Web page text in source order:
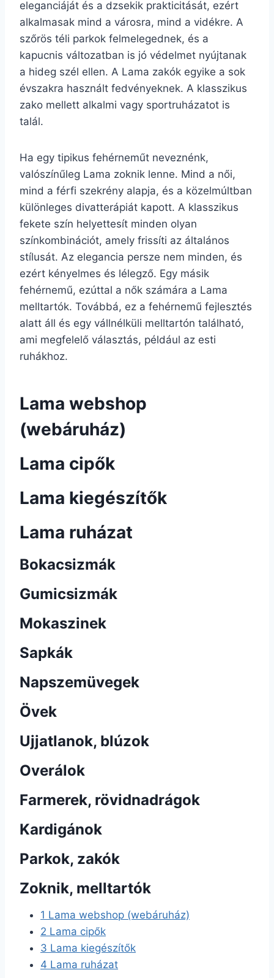
eleganciáját és a dzsekik prakticitását, ezért
alkalmasak mind a városra, mind a vidékre. A
szőrös téli parkok felmelegednek, és a
kapucnis változatban is jó védelmet nyújtanak
a hideg szél ellen. A Lama zakók egyike a sok
évszakra használt fedvényeknek. A klasszikus
zako mellett alkalmi vagy sportruházatot is
talál.
Ha egy tipikus fehérneműt neveznénk,
valószínűleg Lama zoknik lenne. Mind a női,
mind a férfi szekrény alapja, és a közelmúltban
különleges divatterápiát kapott. A klasszikus
fekete szín helyettesít minden olyan
színkombinációt, amely frissíti az általános
stílusát. Az elegancia persze nem minden, és
ezért kényelmes és lélegző. Egy másik
fehérnemű, ezúttal a nők számára a Lama
melltartók. Továbbá, ez a fehérnemű fejlesztés
alatt áll és egy vállnélküli melltartón található,
ami megfelelő választás, például az esti
ruhákhoz.
Lama webshop
(webáruház)
Lama cipők
Lama kiegészítők
Lama ruházat
Bokacsizmák
Gumicsizmák
Mokaszinek
Sapkák
Napszemüvegek
Övek
Ujjatlanok, blúzok
Overálok
Farmerek, rövidnadrágok
Kardigánok
Parkok, zakók
Zoknik, melltartók
1 Lama webshop (webáruház)
2 Lama cipők
3 Lama kiegészítők
4 Lama ruházat